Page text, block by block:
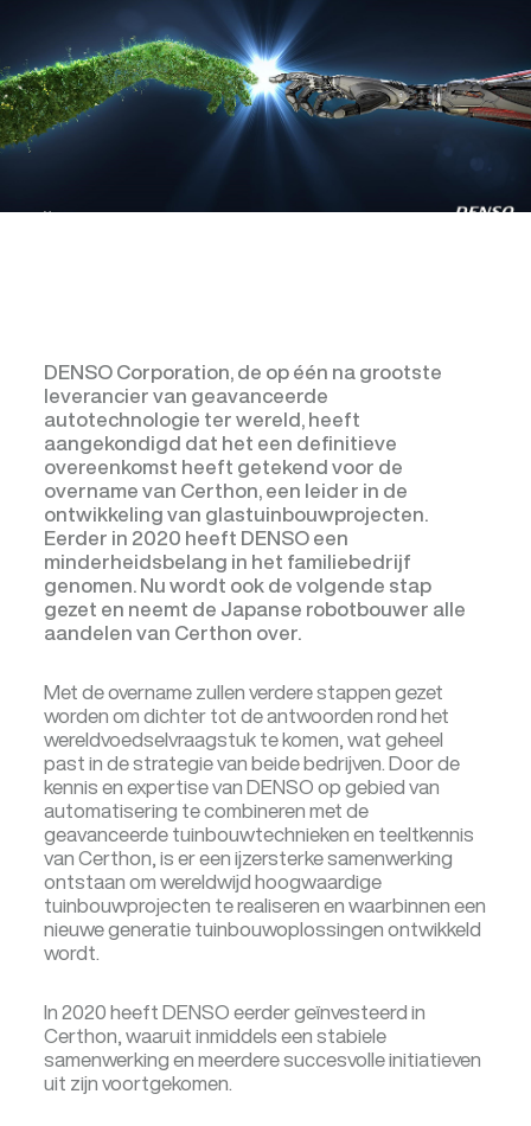
DENSO Corporation, de op één na grootste
leverancier van geavanceerde
autotechnologie ter wereld, heeft
aangekondigd dat het een definitieve
overeenkomst heeft getekend voor de
overname van Certhon, een leider in de
ontwikkeling van glastuinbouwprojecten.
Eerder in 2020 heeft DENSO een
minderheidsbelang in het familiebedrijf
genomen. Nu wordt ook de volgende stap
gezet en neemt de Japanse robotbouwer alle
aandelen van Certhon over.
Met de overname zullen verdere stappen gezet
worden om dichter tot de antwoorden rond het
wereldvoedselvraagstuk te komen, wat geheel
past in de strategie van beide bedrijven. Door de
kennis en expertise van DENSO op gebied van
automatisering te combineren met de
geavanceerde tuinbouwtechnieken en teeltkennis
van Certhon, is er een ijzersterke samenwerking
ontstaan om wereldwijd hoogwaardige
tuinbouwprojecten te realiseren en waarbinnen een
nieuwe generatie tuinbouwoplossingen ontwikkeld
wordt.
In 2020 heeft DENSO eerder geïnvesteerd in
Certhon, waaruit inmiddels een stabiele
samenwerking en meerdere succesvolle initiatieven
uit zijn voortgekomen.